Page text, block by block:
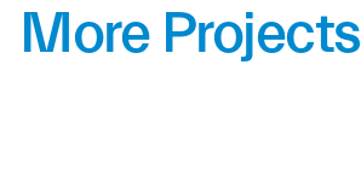
More Projects